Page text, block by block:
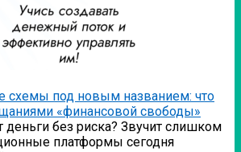
схемы под новым названием: что
«финансовой свободы»
деньги без риска? Звучит слишком
платформы сегодня